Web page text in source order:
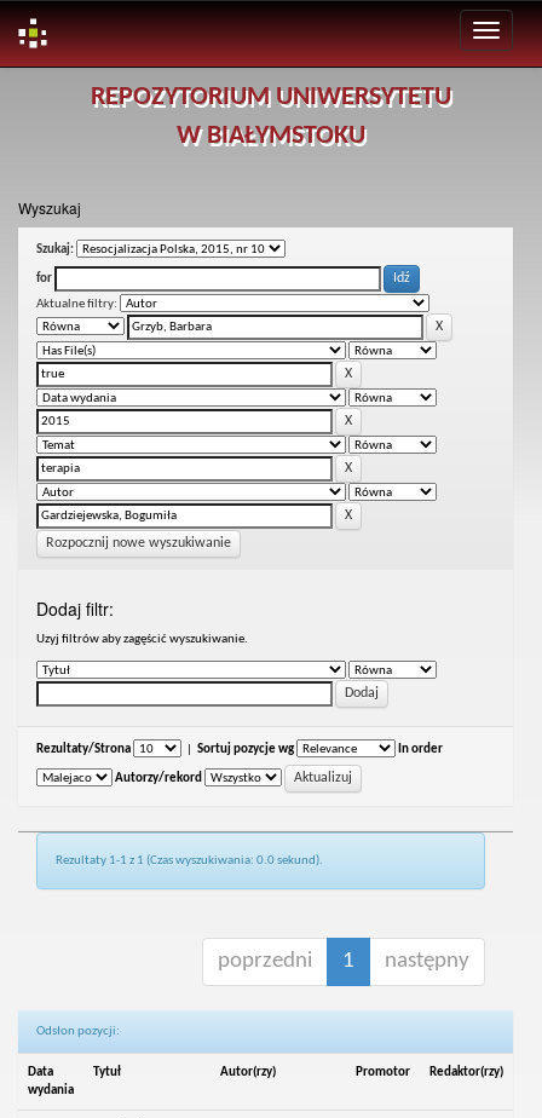
REPOZYTORIUM UNIWERSYTETU
W BIAŁYMSTOKU
Wyszukaj
Szukaj:
for
Aktualne filtry:
Rozpocznij nowe wyszukiwanie
Dodaj filtr:
Uzyj filtrów aby zagęścić wyszukiwanie.
Rezultaty/Strona Sortuj pozycje wg In order
Autorzy/rekord
Rezultaty 1-1 z 1 (Czas wyszukiwania: 0.0 sekund).
poprzedni 1 następny
Odsłon pozycji:
Data
wydania
Tytuł Autor(rzy) Promotor Redaktor(rzy)